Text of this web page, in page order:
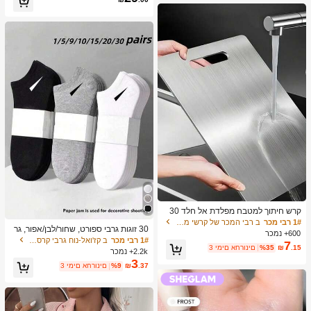
קרש חיתוך למטבח מפלדת אל חלד 30
4, מתאים לחיתוך בשר, פירות וירקות, קל
לניקוי, לבישול ביתי
1# רבי מכר
600+ נמכר
₪7 .15
%35 3 ימים אחרונים
30 זוגות גרבי ספורט, שחור/לבן/אפור, גר
ביים בצבעים אחידים בסגנון מינימליסטי,
מתאימים ללבישה יומיומית קז'ואל, זמין ב
יחידות = 1 זוג), חזרה לבית הספר
1# רבי מכר
2.2k+ נמכר
₪3.37
%9 3 ימים אחרונים